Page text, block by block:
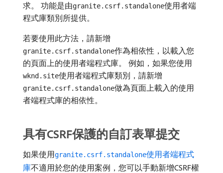
求。 功能是由granite.csrf.standalone使用者端
程式庫類別所提供。
若要使用此方法，請新增
granite.csrf.standalone作為相依性，以載入您
的頁面上的使用者端程式庫。 例如，如果您使用
wknd.site使用者端程式庫類別，請新增
granite.csrf.standalone做為頁面上載入的使用
者端程式庫的相依性。
具有CSRF保護的自訂表單提交
如果使用granite.csrf.standalone使用者端程式
庫不適用於您的使用案例，您可以手動新增CSRF權